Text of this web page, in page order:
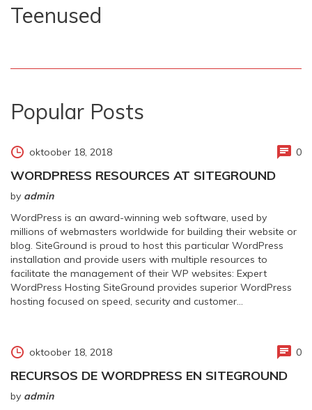
Teenused
Popular Posts
oktoober 18, 2018 0
WORDPRESS RESOURCES AT SITEGROUND
by admin
WordPress is an award-winning web software, used by
millions of webmasters worldwide for building their website or
blog. SiteGround is proud to host this particular WordPress
installation and provide users with multiple resources to
facilitate the management of their WP websites: Expert
WordPress Hosting SiteGround provides superior WordPress
hosting focused on speed, security and customer…
oktoober 18, 2018 0
RECURSOS DE WORDPRESS EN SITEGROUND
by admin